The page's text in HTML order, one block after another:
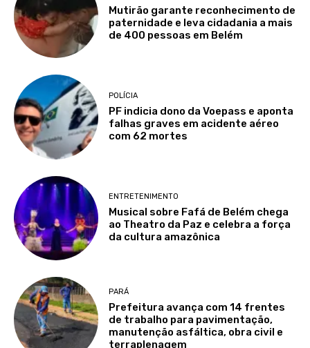
Mutirão garante reconhecimento de
paternidade e leva cidadania a mais
de 400 pessoas em Belém
POLÍCIA
PF indicia dono da Voepass e aponta
falhas graves em acidente aéreo
com 62 mortes
ENTRETENIMENTO
Musical sobre Fafá de Belém chega
ao Theatro da Paz e celebra a força
da cultura amazônica
PARÁ
Prefeitura avança com 14 frentes
de trabalho para pavimentação,
manutenção asfáltica, obra civil e
terraplenagem